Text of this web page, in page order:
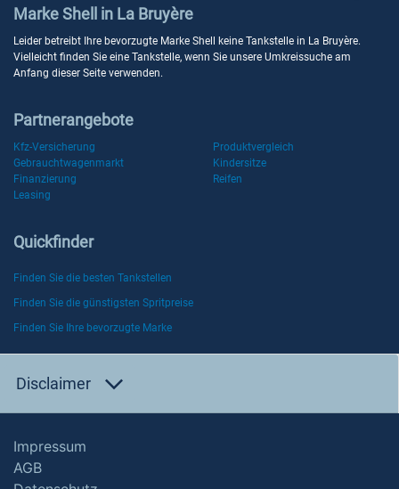
Marke Shell in La Bruyère
Leider betreibt Ihre bevorzugte Marke Shell keine Tankstelle in La Bruyère.
Vielleicht finden Sie eine Tankstelle, wenn Sie unsere Umkreissuche am
Anfang dieser Seite verwenden.
Partnerangebote
Kfz-Versicherung
Produktvergleich
Gebrauchtwagenmarkt
Kindersitze
Finanzierung
Reifen
Leasing
Quickfinder
Finden Sie die besten Tankstellen
Finden Sie die günstigsten Spritpreise
Finden Sie Ihre bevorzugte Marke
Disclaimer
Impressum
AGB